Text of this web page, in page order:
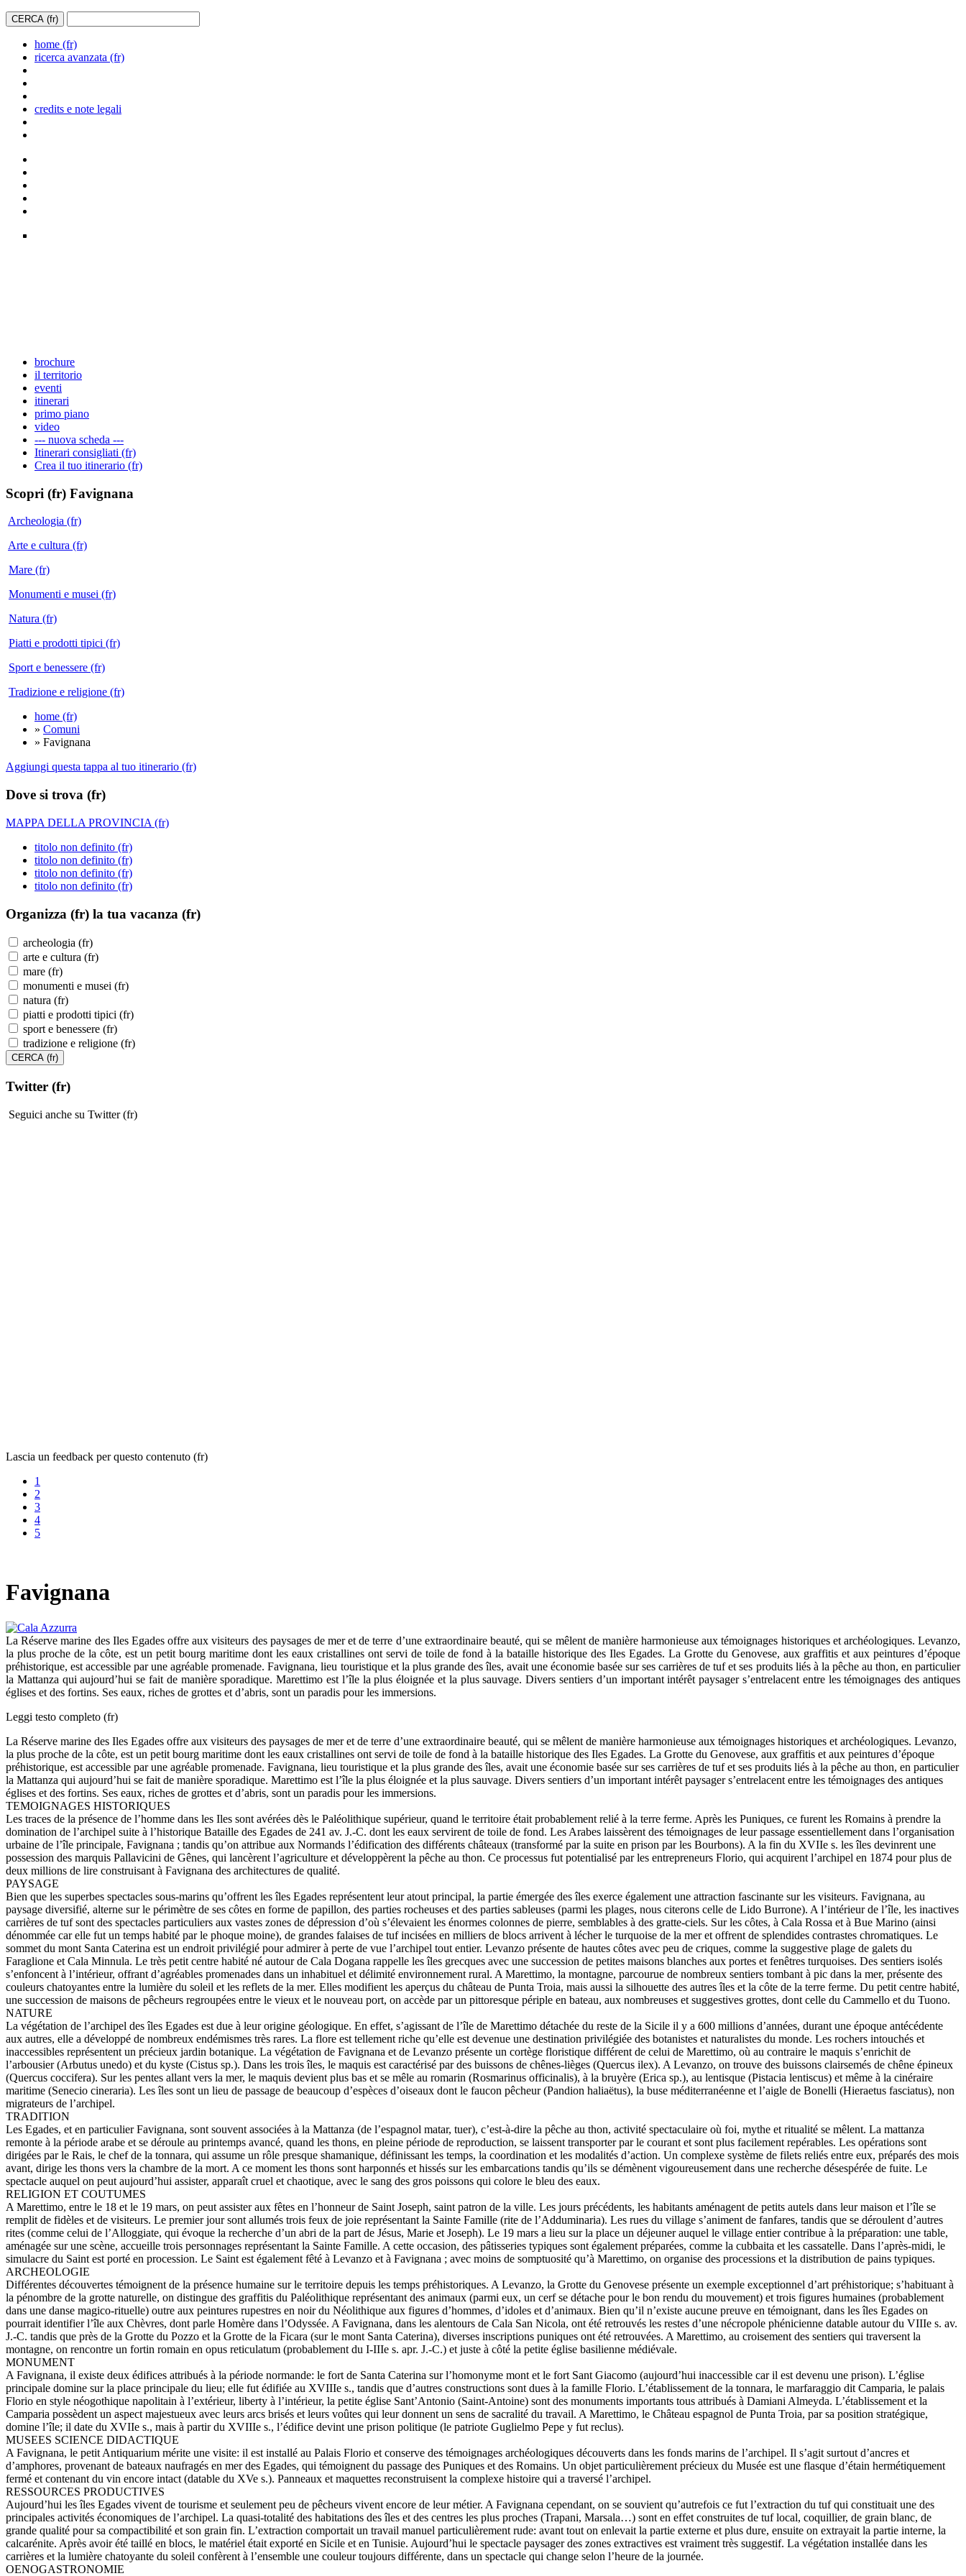
home (fr)
ricerca avanzata (fr)
credits e note legali
brochure
il territorio
eventi
itinerari
primo piano
video
--- nuova scheda ---
Itinerari consigliati (fr)
Crea il tuo itinerario (fr)
Scopri (fr) Favignana
Archeologia (fr)
Arte e cultura (fr)
Mare (fr)
Monumenti e musei (fr)
Natura (fr)
Piatti e prodotti tipici (fr)
Sport e benessere (fr)
Tradizione e religione (fr)
home (fr)
» Comuni
» Favignana
Aggiungi questa tappa al tuo itinerario (fr)
Dove si trova (fr)
MAPPA DELLA PROVINCIA (fr)
titolo non definito (fr)
titolo non definito (fr)
titolo non definito (fr)
titolo non definito (fr)
Organizza (fr) la tua vacanza (fr)
archeologia (fr)
arte e cultura (fr)
mare (fr)
monumenti e musei (fr)
natura (fr)
piatti e prodotti tipici (fr)
sport e benessere (fr)
tradizione e religione (fr)
Twitter (fr)
Seguici anche su Twitter (fr)
Lascia un feedback per questo contenuto (fr)
1
2
3
4
5
Favignana
La Réserve marine des Iles Egades offre aux visiteurs des paysages de mer et de terre d’une extraordinaire beauté, qui se mêlent de manière harmonieuse aux témoignages historiques et archéologiques. Levanzo,
la plus proche de la côte, est un petit bourg maritime dont les eaux cristallines ont servi de toile de fond à la bataille historique des Iles Egades. La Grotte du Genovese, aux graffitis et aux peintures d’époque
préhistorique, est accessible par une agréable promenade. Favignana, lieu touristique et la plus grande des îles, avait une économie basée sur ses carrières de tuf et ses produits liés à la pêche au thon, en particulier
la Mattanza qui aujourd’hui se fait de manière sporadique. Marettimo est l’île la plus éloignée et la plus sauvage. Divers sentiers d’un important intérêt paysager s’entrelacent entre les témoignages des antiques
églises et des fortins. Ses eaux, riches de grottes et d’abris, sont un paradis pour les immersions.
Leggi testo completo (fr)
La Réserve marine des Iles Egades offre aux visiteurs des paysages de mer et de terre d’une extraordinaire beauté, qui se mêlent de manière harmonieuse aux témoignages historiques et archéologiques. Levanzo,
la plus proche de la côte, est un petit bourg maritime dont les eaux cristallines ont servi de toile de fond à la bataille historique des Iles Egades. La Grotte du Genovese, aux graffitis et aux peintures d’époque
préhistorique, est accessible par une agréable promenade. Favignana, lieu touristique et la plus grande des îles, avait une économie basée sur ses carrières de tuf et ses produits liés à la pêche au thon, en particulier
la Mattanza qui aujourd’hui se fait de manière sporadique. Marettimo est l’île la plus éloignée et la plus sauvage. Divers sentiers d’un important intérêt paysager s’entrelacent entre les témoignages des antiques
églises et des fortins. Ses eaux, riches de grottes et d’abris, sont un paradis pour les immersions.
TEMOIGNAGES HISTORIQUES
Les traces de la présence de l’homme dans les Iles sont avérées dès le Paléolithique supérieur, quand le territoire était probablement relié à la terre ferme. Après les Puniques, ce furent les Romains à prendre la
domination de l’archipel suite à l’historique Bataille des Egades de 241 av. J.-C. dont les eaux servirent de toile de fond. Les Arabes laissèrent des témoignages de leur passage essentiellement dans l’organisation
urbaine de l’île principale, Favignana ; tandis qu’on attribue aux Normands l’édification des différents châteaux (transformé par la suite en prison par les Bourbons). A la fin du XVIIe s. les îles devinrent une
possession des marquis Pallavicini de Gênes, qui lancèrent l’agriculture et développèrent la pêche au thon. Ce processus fut potentialisé par les entrepreneurs Florio, qui acquirent l’archipel en 1874 pour plus de
deux millions de lire construisant à Favignana des architectures de qualité.
PAYSAGE
Bien que les superbes spectacles sous-marins qu’offrent les îles Egades représentent leur atout principal, la partie émergée des îles exerce également une attraction fascinante sur les visiteurs. Favignana, au
paysage diversifié, alterne sur le périmètre de ses côtes en forme de papillon, des parties rocheuses et des parties sableuses (parmi les plages, nous citerons celle de Lido Burrone). A l’intérieur de l’île, les inactives
carrières de tuf sont des spectacles particuliers aux vastes zones de dépression d’où s’élevaient les énormes colonnes de pierre, semblables à des gratte-ciels. Sur les côtes, à Cala Rossa et à Bue Marino (ainsi
dénommée car elle fut un temps habité par le phoque moine), de grandes falaises de tuf incisées en milliers de blocs arrivent à lécher le turquoise de la mer et offrent de splendides contrastes chromatiques. Le
sommet du mont Santa Caterina est un endroit privilégié pour admirer à perte de vue l’archipel tout entier. Levanzo présente de hautes côtes avec peu de criques, comme la suggestive plage de galets du
Faraglione et Cala Minnula. Le très petit centre habité né autour de Cala Dogana rappelle les îles grecques avec une succession de petites maisons blanches aux portes et fenêtres turquoises. Des sentiers isolés
s’enfoncent à l’intérieur, offrant d’agréables promenades dans un inhabituel et délimité environnement rural. A Marettimo, la montagne, parcourue de nombreux sentiers tombant à pic dans la mer, présente des
couleurs chatoyantes entre la lumière du soleil et les reflets de la mer. Elles modifient les aperçus du château de Punta Troia, mais aussi la silhouette des autres îles et la côte de la terre ferme. Du petit centre habité,
une succession de maisons de pêcheurs regroupées entre le vieux et le nouveau port, on accède par un pittoresque périple en bateau, aux nombreuses et suggestives grottes, dont celle du Cammello et du Tuono.
NATURE
La végétation de l’archipel des îles Egades est due à leur origine géologique. En effet, s’agissant de l’île de Marettimo détachée du reste de la Sicile il y a 600 millions d’années, durant une époque antécédente
aux autres, elle a développé de nombreux endémismes très rares. La flore est tellement riche qu’elle est devenue une destination privilégiée des botanistes et naturalistes du monde. Les rochers intouchés et
inaccessibles représentent un précieux jardin botanique. La végétation de Favignana et de Levanzo présente un cortège floristique différent de celui de Marettimo, où au contraire le maquis s’enrichit de
l’arbousier (Arbutus unedo) et du kyste (Cistus sp.). Dans les trois îles, le maquis est caractérisé par des buissons de chênes-lièges (Quercus ilex). A Levanzo, on trouve des buissons clairsemés de chêne épineux
(Quercus coccifera). Sur les pentes allant vers la mer, le maquis devient plus bas et se mêle au romarin (Rosmarinus officinalis), à la bruyère (Erica sp.), au lentisque (Pistacia lentiscus) et même à la cinéraire
maritime (Senecio cineraria). Les îles sont un lieu de passage de beaucoup d’espèces d’oiseaux dont le faucon pêcheur (Pandion haliaëtus), la buse méditerranéenne et l’aigle de Bonelli (Hieraetus fasciatus), non
migrateurs de l’archipel.
TRADITION
Les Egades, et en particulier Favignana, sont souvent associées à la Mattanza (de l’espagnol matar, tuer), c’est-à-dire la pêche au thon, activité spectaculaire où foi, mythe et ritualité se mêlent. La mattanza
remonte à la période arabe et se déroule au printemps avancé, quand les thons, en pleine période de reproduction, se laissent transporter par le courant et sont plus facilement repérables. Les opérations sont
dirigées par le Rais, le chef de la tonnara, qui assume un rôle presque shamanique, définissant les temps, la coordination et les modalités d’action. Un complexe système de filets reliés entre eux, préparés des mois
avant, dirige les thons vers la chambre de la mort. A ce moment les thons sont harponnés et hissés sur les embarcations tandis qu’ils se démènent vigoureusement dans une recherche désespérée de fuite. Le
spectacle auquel on peut aujourd’hui assister, apparaît cruel et chaotique, avec le sang des gros poissons qui colore le bleu des eaux.
RELIGION ET COUTUMES
A Marettimo, entre le 18 et le 19 mars, on peut assister aux fêtes en l’honneur de Saint Joseph, saint patron de la ville. Les jours précédents, les habitants aménagent de petits autels dans leur maison et l’île se
remplit de fidèles et de visiteurs. Le premier jour sont allumés trois feux de joie représentant la Sainte Famille (rite de l’Adduminaria). Les rues du village s’animent de fanfares, tandis que se déroulent d’autres
rites (comme celui de l’Alloggiate, qui évoque la recherche d’un abri de la part de Jésus, Marie et Joseph). Le 19 mars a lieu sur la place un déjeuner auquel le village entier contribue à la préparation: une table,
aménagée sur une scène, accueille trois personnages représentant la Sainte Famille. A cette occasion, des pâtisseries typiques sont également préparées, comme la cubbaita et les cassatelle. Dans l’après-midi, le
simulacre du Saint est porté en procession. Le Saint est également fêté à Levanzo et à Favignana ; avec moins de somptuosité qu’à Marettimo, on organise des processions et la distribution de pains typiques.
ARCHEOLOGIE
Différentes découvertes témoignent de la présence humaine sur le territoire depuis les temps préhistoriques. A Levanzo, la Grotte du Genovese présente un exemple exceptionnel d’art préhistorique; s’habituant à
la pénombre de la grotte naturelle, on distingue des graffitis du Paléolithique représentant des animaux (parmi eux, un cerf se détache pour le bon rendu du mouvement) et trois figures humaines (probablement
dans une danse magico-rituelle) outre aux peintures rupestres en noir du Néolithique aux figures d’hommes, d’idoles et d’animaux. Bien qu’il n’existe aucune preuve en témoignant, dans les îles Egades on
pourrait identifier l’île aux Chèvres, dont parle Homère dans l’Odyssée. A Favignana, dans les alentours de Cala San Nicola, ont été retrouvés les restes d’une nécropole phénicienne datable autour du VIIIe s. av.
J.-C. tandis que près de la Grotte du Pozzo et la Grotte de la Ficara (sur le mont Santa Caterina), diverses inscriptions puniques ont été retrouvées. A Marettimo, au croisement des sentiers qui traversent la
montagne, on rencontre un fortin romain en opus reticulatum (probablement du I-IIIe s. apr. J.-C.) et juste à côté la petite église basilienne médiévale.
MONUMENT
A Favignana, il existe deux édifices attribués à la période normande: le fort de Santa Caterina sur l’homonyme mont et le fort Sant Giacomo (aujourd’hui inaccessible car il est devenu une prison). L’église
principale domine sur la place principale du lieu; elle fut édifiée au XVIIIe s., tandis que d’autres constructions sont dues à la famille Florio. L’établissement de la tonnara, le marfaraggio dit Camparia, le palais
Florio en style néogothique napolitain à l’extérieur, liberty à l’intérieur, la petite église Sant’Antonio (Saint-Antoine) sont des monuments importants tous attribués à Damiani Almeyda. L’établissement et la
Camparia possèdent un aspect majestueux avec leurs arcs brisés et leurs voûtes qui leur donnent un sens de sacralité du travail. A Marettimo, le Château espagnol de Punta Troia, par sa position stratégique,
domine l’île; il date du XVIIe s., mais à partir du XVIIIe s., l’édifice devint une prison politique (le patriote Guglielmo Pepe y fut reclus).
MUSEES SCIENCE DIDACTIQUE
A Favignana, le petit Antiquarium mérite une visite: il est installé au Palais Florio et conserve des témoignages archéologiques découverts dans les fonds marins de l’archipel. Il s’agit surtout d’ancres et
d’amphores, provenant de bateaux naufragés en mer des Egades, qui témoignent du passage des Puniques et des Romains. Un objet particulièrement précieux du Musée est une flasque d’étain hermétiquement
fermé et contenant du vin encore intact (datable du XVe s.). Panneaux et maquettes reconstruisent la complexe histoire qui a traversé l’archipel.
RESSOURCES PRODUCTIVES
Aujourd’hui les îles Egades vivent de tourisme et seulement peu de pêcheurs vivent encore de leur métier. A Favignana cependant, on se souvient qu’autrefois ce fut l’extraction du tuf qui constituait une des
principales activités économiques de l’archipel. La quasi-totalité des habitations des îles et des centres les plus proches (Trapani, Marsala…) sont en effet construites de tuf local, coquillier, de grain blanc, de
grande qualité pour sa compactibilité et son grain fin. L’extraction comportait un travail manuel particulièrement rude: avant tout on enlevait la partie externe et plus dure, ensuite on extrayait la partie interne, la
calcarénite. Après avoir été taillé en blocs, le matériel était exporté en Sicile et en Tunisie. Aujourd’hui le spectacle paysager des zones extractives est vraiment très suggestif. La végétation installée dans les
carrières et la lumière chatoyante du soleil confèrent à l’ensemble une couleur toujours différente, dans un spectacle qui change selon l’heure de la journée.
OENOGASTRONOMIE